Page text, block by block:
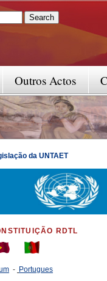
Outros Actos
da UNTAET
RDTL
- Portugues